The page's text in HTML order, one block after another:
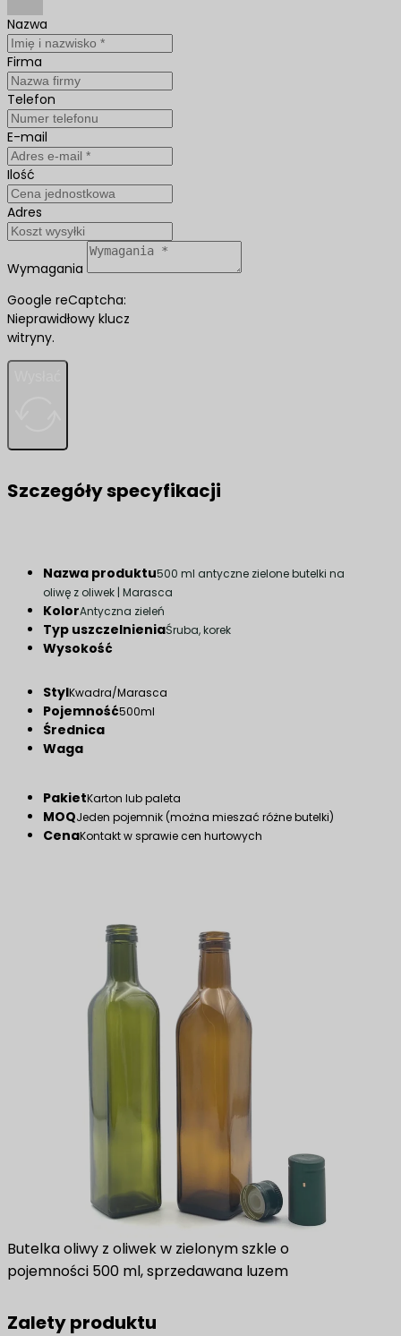
Nazwa
Firma
Telefon
E-mail
Ilość
Adres
Wymagania
Google reCaptcha:
Nieprawidłowy klucz
witryny.
Szczegóły specyfikacji
Nazwa produktu500 ml antyczne zielone butelki na
oliwę z oliwek | Marasca
KolorAntyczna zieleń
Typ uszczelnieniaŚruba, korek
Wysokość
StylKwadra/Marasca
Pojemność500ml
Średnica
Waga
PakietKarton lub paleta
MOQJeden pojemnik (można mieszać różne butelki)
CenaKontakt w sprawie cen hurtowych
Butelka oliwy z oliwek w zielonym szkle o
pojemności 500 ml, sprzedawana luzem
Zalety produktu